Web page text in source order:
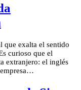
que exalta el sentido
curioso que el
extranjero: el inglés